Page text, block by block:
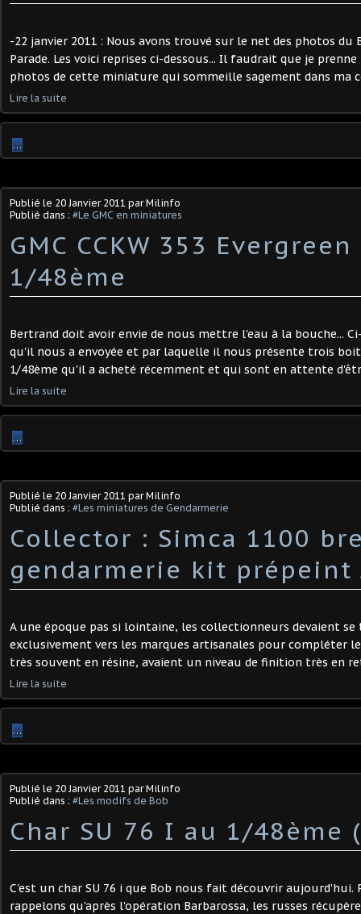
-22 janvier 2011 : Nous avons trouvé sur le net des photos du
Parade. Les voici reprises ci-dessous... Il faudrait que je
photos de cette miniature qui sommeille sagement dans ma
Lire la suite
…
Publié le 20 Janvier 2011 par Milinfo
Publié dans : #Le GMC en miniatures
GMC CCKW 353
1/48ème
Bertrand doit avoir envie de nous mettre l'eau à la bouche...
qu'il nous a envoyée et par laquelle il nous présente trois
1/48ème qu'il a acheté récemment et qui sont en attente
Lire la suite
…
Publié le 20 Janvier 2011 par Milinfo
Publié dans : #Les miniatures de Gendarmerie
Collector : Simca 1100
gendarmerie kit prépeint
A une époque pas si lointaine, les collectionneurs devaient
exclusivement vers les marques artisanales pour compléter
très souvent en résine, avaient un niveau de finition très en
Lire la suite
…
Publié le 20 Janvier 2011 par Milinfo
Publié dans : #Les modifs de Bob
Char SU 76 I au 1/48ème
C'est un char SU 76 i que Bob nous fait découvrir
rappelons qu'après l'opération Barbarossa, les russes